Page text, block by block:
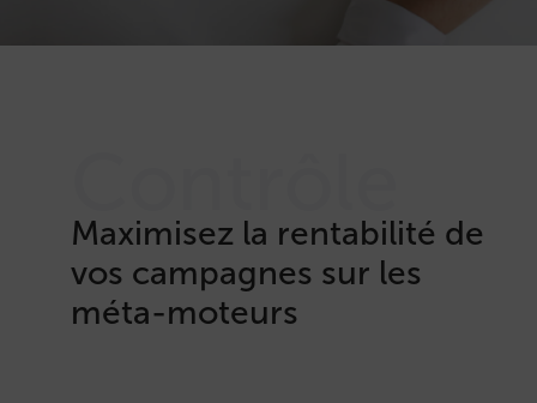
Maximisez la rentabilité de
vos campagnes sur les
méta-moteurs